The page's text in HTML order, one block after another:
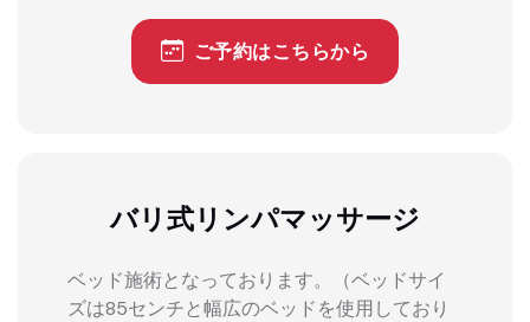
ご予約はこちらから
バリ式リンパマッサージ
ベッド施術となっております。（ベッドサイ
ズは85センチと幅広のベッドを使用しており